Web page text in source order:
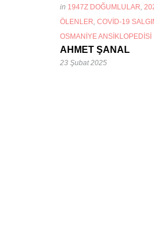
in 1947Z DOĞUMLULAR,
ÖLENLER, COVID-19
OSMANIYE ANSIKLOPEDISI
AHMET ŞANAL
23 Şubat 2025